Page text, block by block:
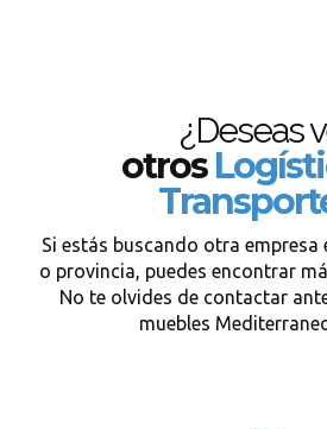
¿Deseas
otros
Si estás buscando otra
o provincia, puedes encontrar
No te olvides de contactar
muebles